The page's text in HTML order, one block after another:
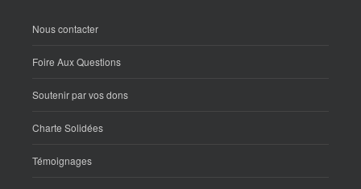
Nous contacter
Foire Aux Questions
Soutenir par vos dons
Charte Solidées
Témoignages